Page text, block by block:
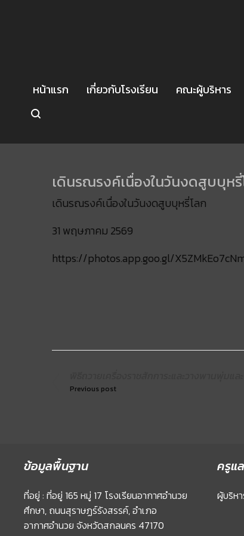
หน้าแรก เกี่ยวกับโรงเรียน คณะผู้บริหาร
เดินรณรงค์เนื่องในวันงดสูบบุห
เดินรณรงค์เนื่องในวันงดสูบบุหรี่โลก
31 พฤษภาคม 2569
https://photos.app.goo.gl/
Previous post
ข้อมูลพื้นฐาน
ที่อยู่ : ที่อยู่ 165 หมู่ 17 โรงเรียนอากาศอำนวย
ศึกษา, ถนนสุราษฏร์รังสรรค์, อำเภอ
อากาศอำนวย จังหวัดสกลนคร 47170
ครูแ
ผู้บริห